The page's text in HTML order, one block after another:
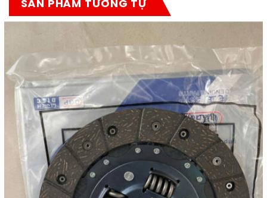
SẢN PHẨM TƯƠNG TỰ